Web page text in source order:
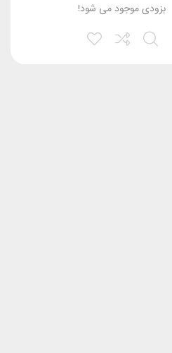
بزودی موجود می شود!